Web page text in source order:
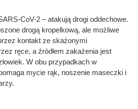
CoV-2 – atakują drogi oddechowe.
drogą kropelkową, ale możliwe
kontakt ze skażonymi
ręce, a źródłem zakażenia jest
W obu przypadkach w
mycie rąk, noszenie maseczki i